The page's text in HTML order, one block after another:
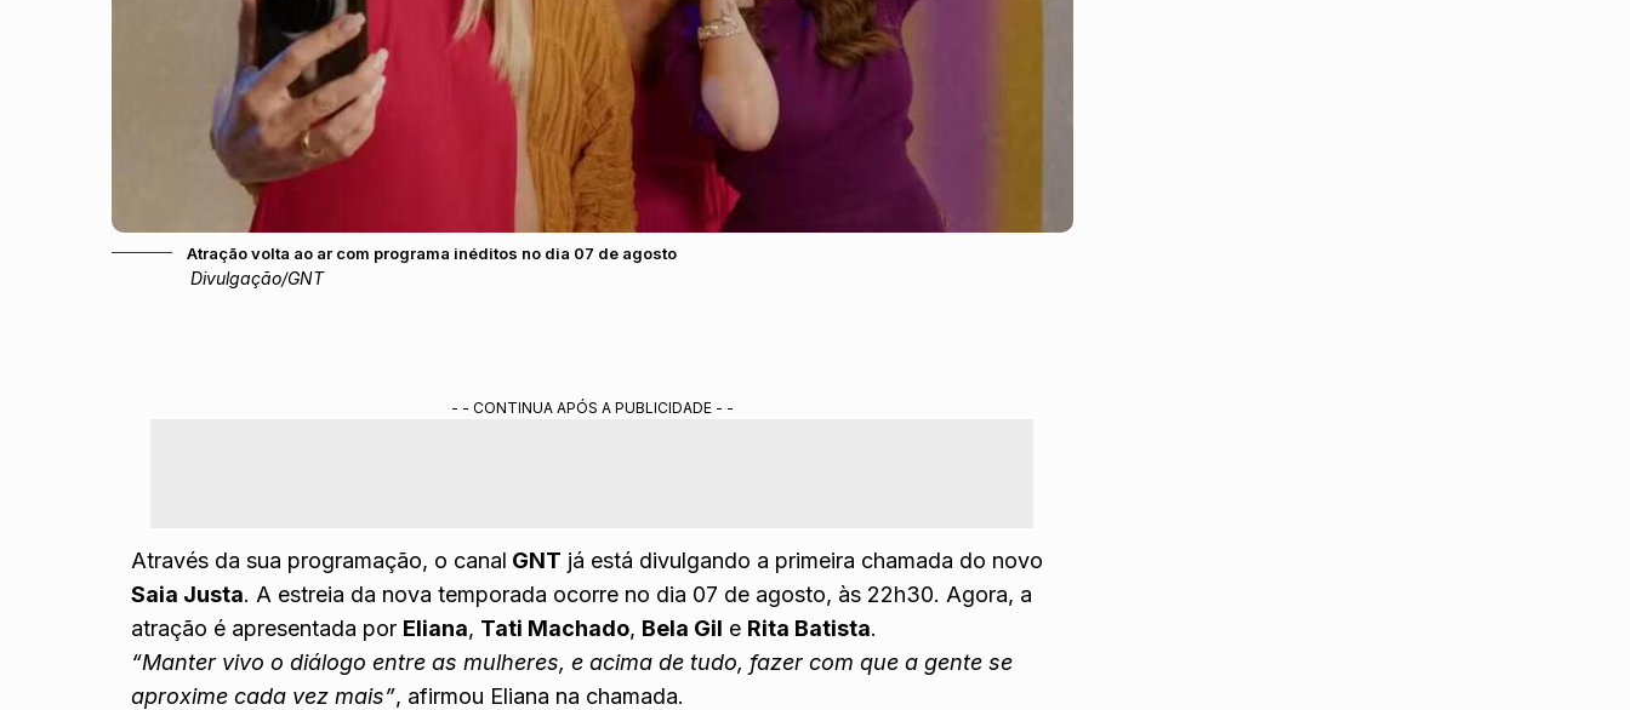
Atração volta ao ar com programa inéditos no dia 07 de agosto
Divulgação/GNT
- - CONTINUA APÓS A PUBLICIDADE - -
Através da sua programação, o canal GNT já está divulgando a primeira chamada do novo
Saia Justa. A estreia da nova temporada ocorre no dia 07 de agosto, às 22h30. Agora, a
atração é apresentada por Eliana, Tati Machado, Bela Gil e Rita Batista.
“Manter vivo o diálogo entre as mulheres, e acima de tudo, fazer com que a gente se
aproxime cada vez mais”, afirmou Eliana na chamada.